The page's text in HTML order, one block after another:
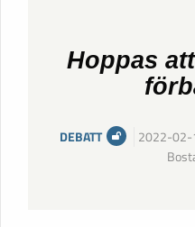
Hoppas
DEBATT 2022-02-